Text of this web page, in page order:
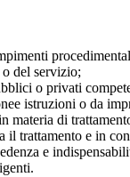
del servizio;
o privati
istruzioni o da
di
trattamento e in
e